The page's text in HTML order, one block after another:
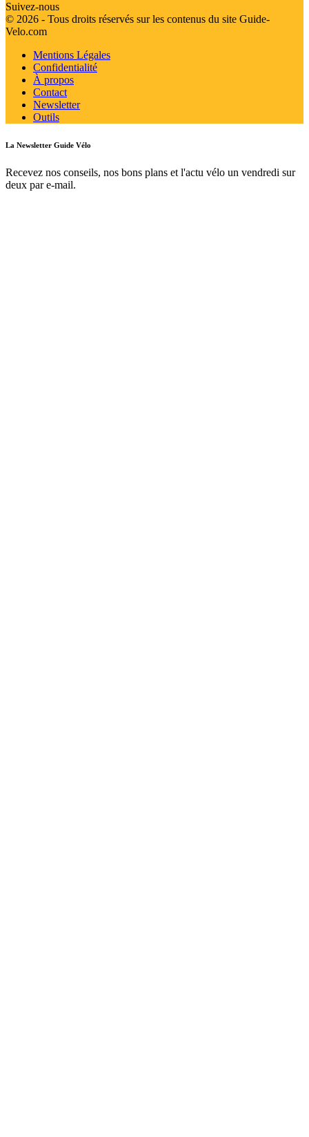
Suivez-nous
© 2026 - Tous droits réservés sur les contenus du site Guide-
Velo.com
Mentions Légales
Confidentialité
À propos
Contact
Newsletter
Outils
La Newsletter Guide Vélo
Recevez nos conseils, nos bons plans et l'actu vélo un vendredi sur
deux par e-mail.